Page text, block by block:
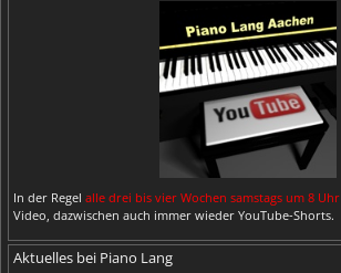
In der Regel alle drei bis vier Wochen samstags um 8 Uhr
Video, dazwischen auch immer wieder YouTube-Shorts.
Aktuelles bei Piano Lang